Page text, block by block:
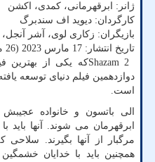
ژانر: ابرقهرمانی، کمدی، اکشن
کارگردان: دیوید اف سندبرگ
بازیگران: زکاری لوی، آشر
تاریخ انتشار: 17 مارس 2023 (26 مارس 1401)
Shazam 2
دوازدهمین فیلم دنیای توسعه
است.
الی باتسون و خانواده
ابرقهرمان می شوند. آنها
مرگبار از آنها بگیرند. سلاحی
همچنین باید با خدایان